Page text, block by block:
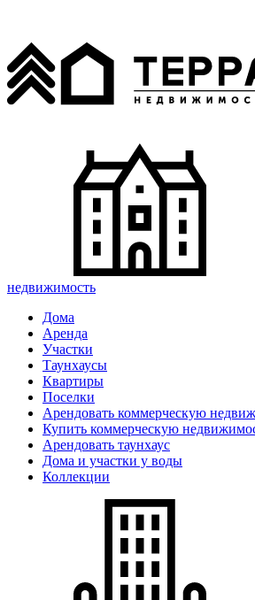
недвижимость
Дома
Аренда
Участки
Таунхаусы
Квартиры
Поселки
Арендовать коммерческую
Купить коммерческую
Арендовать таунхаус
Дома и участки у воды
Коллекции